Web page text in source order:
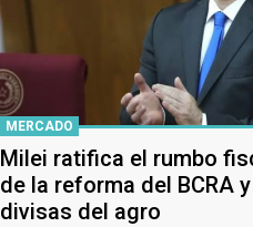
MERCADO
Milei ratifica el rumbo
de la reforma del BCRA
divisas del agro